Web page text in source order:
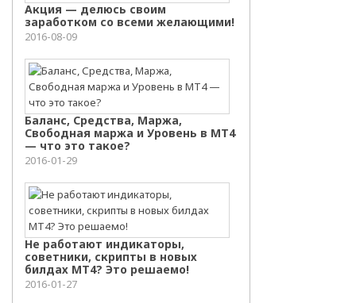
Акция — делюсь своим
заработком со всеми желающими!
2016-08-09
Баланс, Средства, Маржа,
Свободная маржа и Уровень в МТ4
— что это такое?
2016-01-29
Не работают индикаторы,
советники, скрипты в новых
билдах МТ4? Это решаемо!
2016-01-27